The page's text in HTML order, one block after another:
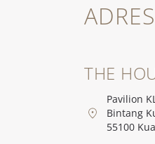
THE
Pavilion
Bintang
55100